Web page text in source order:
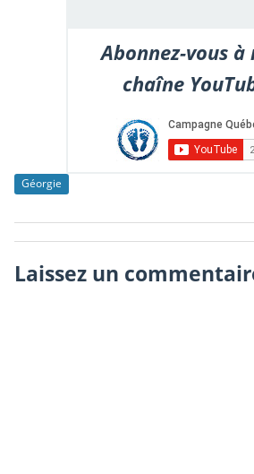
Abonnez-vous à
chaîne
Géorgie
Laissez un